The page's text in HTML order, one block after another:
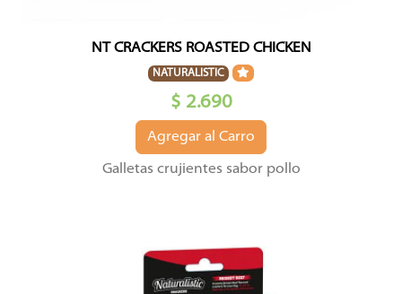
NT CRACKERS ROASTED CHICKEN
NATURALISTIC
$ 2.690
Agregar al Carro
Galletas crujientes sabor pollo